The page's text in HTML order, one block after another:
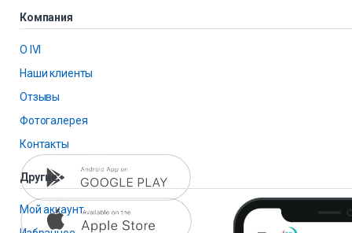
Компания
О IVI
Наши клиенты
Отзывы
Фотогалерея
Контакты
Другие
Мой аккаунт